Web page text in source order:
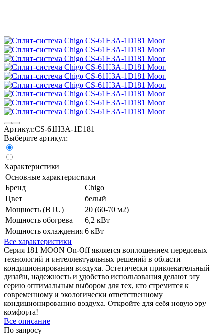
Артикул:CS-61H3A-1D181
Выберите артикул:
Характеристики
Основные характеристики
Бренд
Chigo
Цвет
белый
Мощность (BTU)
20 (60-70 м2)
Мощность обогрева
6,2 кВт
Мощность охлаждения 6 кВт
Все характеристики
Серия 181 MOON On-Off является воплощением передовых
технологий и интеллектуальных решений в области
кондиционирования воздуха. Эстетически привлекательный
дизайн, надежность и удобство использования делают эту
серию оптимальным выбором для тех, кто стремится к
современному и экологически ответственному
кондиционированию воздуха. Откройте для себя новую эру
комфорта!
Все описание
По запросу